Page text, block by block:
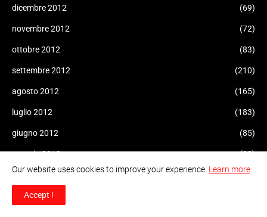
dicembre 2012 (69)
novembre 2012 (72)
ottobre 2012 (83)
settembre 2012 (210)
agosto 2012 (165)
luglio 2012 (183)
giugno 2012 (85)
maggio 2012 (98)
aprile 2012 (161)
marzo 2012
Our website uses cookies to improve your experience. Learn more
Accept !